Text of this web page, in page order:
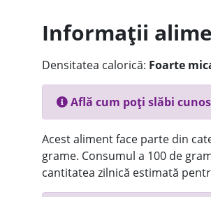
Informații
Densitatea calorică: Foarte
Află cum poți slăbi
Acest aliment face parte din
grame. Consumul a 100 de
cantitatea zilnică estimată